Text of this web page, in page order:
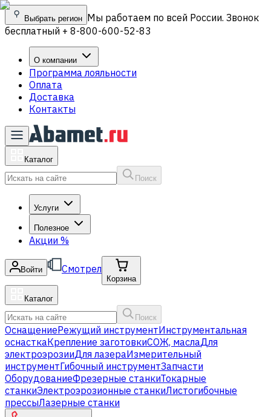
Выбрать регион Мы работаем по всей России. Звонок
бесплатный + 8-800-600-52-83
О компании
Программа лояльности
Оплата
Доставка
Контакты
Каталог
Поиск
Услуги
Полезное
Акции %
Войти Смотрел
Корзина
Каталог
Поиск
ОснащениеРежущий инструментИнструментальная
оснасткаКрепление заготовкиСОЖ, маслаДля
электроэрозииДля лазераИзмерительный
инструментГибочный инструментЗапчасти
ОборудованиеФрезерные станкиТокарные
станкиЭлектроэрозионные станкиЛистогибочные
прессыЛазерные станки